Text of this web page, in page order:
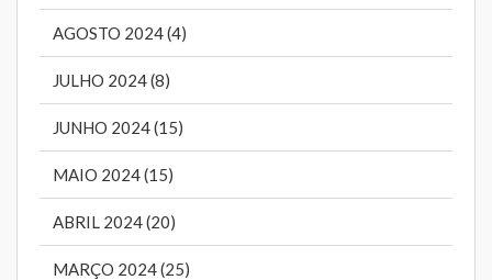
AGOSTO 2024 (4)
JULHO 2024 (8)
JUNHO 2024 (15)
MAIO 2024 (15)
ABRIL 2024 (20)
MARÇO 2024 (25)